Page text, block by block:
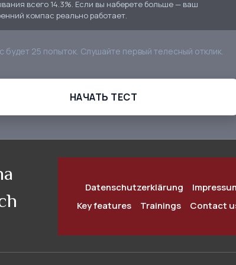
всего 14.3% . Если вы наберете больше — ваш
компас реально работает.
будет 25 попыток. Слушайте первый телесный отклик.
НАЧАТЬ ТЕСТ
Datenschutzerklärung
Key features
Trainings Contact